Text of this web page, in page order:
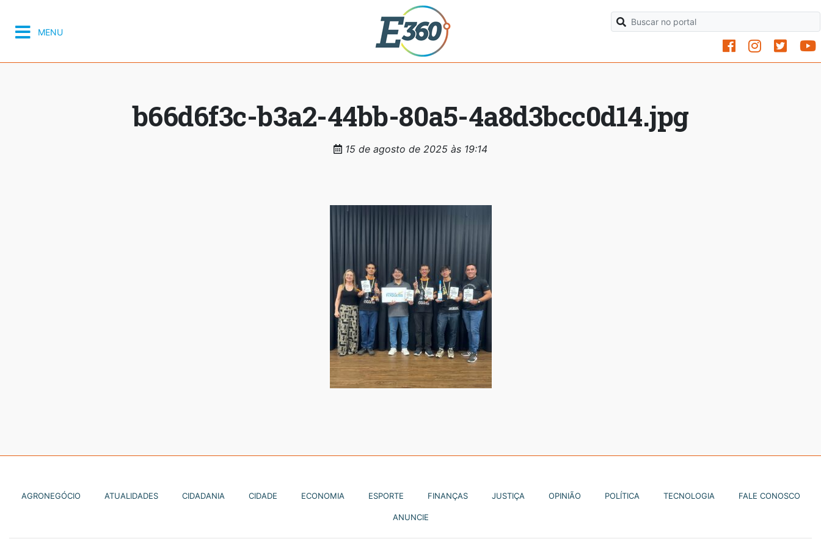
MENU
b66d6f3c-b3a2-44bb-80a5-4a8d3bcc0d14.jpg
15 de agosto de 2025 às 19:14
AGRONEGÓCIO ATUALIDADES CIDADANIA CIDADE ECONOMIA ESPORTE FINANÇAS JUSTIÇA OPINIÃO POLÍTICA TECNOLOGIA FALE CONOSCO
ANUNCIE